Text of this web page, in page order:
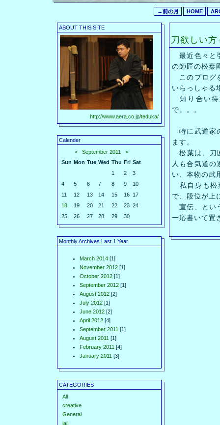
←前の月 HOME
ABOUT THIS SITE
http://www.aera.co.jp/teduka/
Calender
<
September 2011
>
Sun Mon Tue Wed Thu Fri Sat
1
2
3
4
5 6 7 8 9
10
11
12 13 14 15 16 17
18
19 20 21 22 23 24
25
26 27 28 29 30
Monthly Archives Last 1 Year
March 2014 [1]
November 2012 [1]
October 2012 [1]
September 2012 [1]
August 2012 [2]
July 2012 [1]
June 2012 [2]
April 2012 [4]
September 2011 [1]
August 2011 [1]
February 2011 [4]
January 2011 [3]
CATEGORIES
All
creative
General
iai
刀欲しい
最近色々と
の師匠の松葉
このブログ
いらっしゃる
知り合い待
で。。。
特に武道家
ます。
松葉は、刀
人も合気道
い、本物の武
私自身も松
で、段位が上
宣伝、とい
一応書いて置